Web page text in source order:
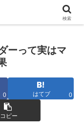
を変えていく！。
ーって実はマ
0 はてブ 0
コピー
検索